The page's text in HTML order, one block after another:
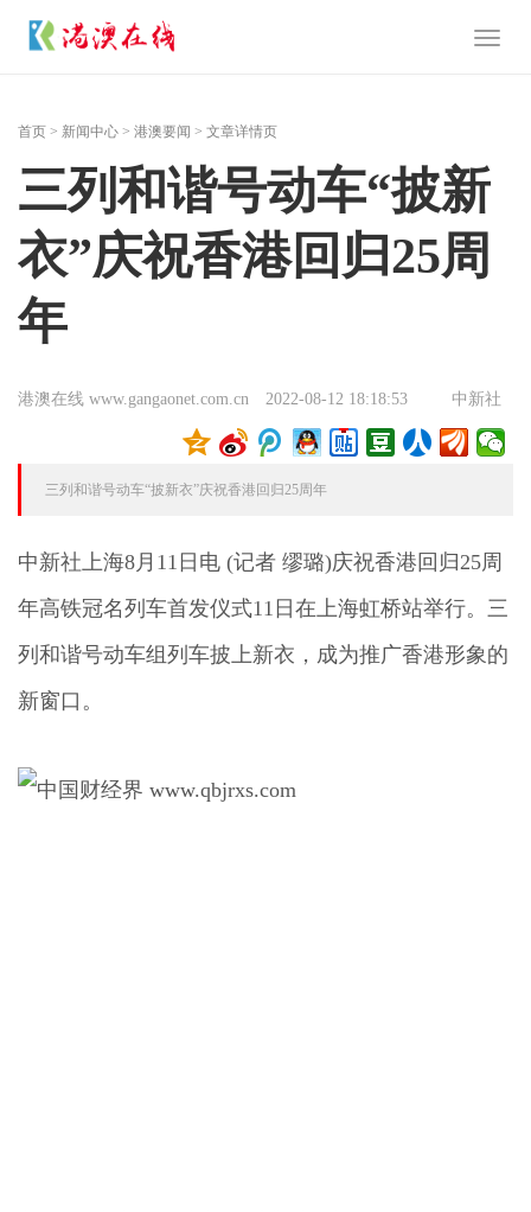
Toggle
首页 > 新闻中心 > 港澳要闻 > 文章详情页
三列和谐号动车“披新
衣”庆祝香港回归25周
年
港澳在线 www.gangaonet.com.cn 2022-08-12 18:18:53 中新社
三列和谐号动车“披新衣”庆祝香港回归25周年
中新社上海8月11日电 (记者 缪璐)庆祝香港回归25周
年高铁冠名列车首发仪式11日在上海虹桥站举行。三
列和谐号动车组列车披上新衣，成为推广香港形象的
新窗口。